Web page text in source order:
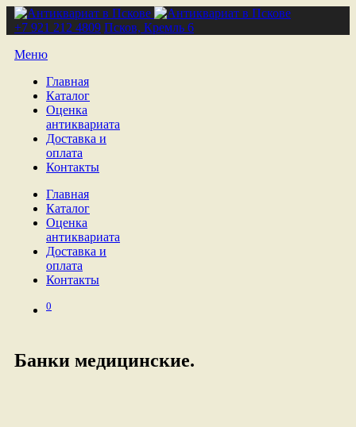
+7 921 212 4809 Псков, Кремль 6
Меню
Главная
Каталог
Оценка
антиквариата
Доставка и
оплата
Контакты
Главная
Каталог
Оценка
антиквариата
Доставка и
оплата
Контакты
0
Банки медицинские.